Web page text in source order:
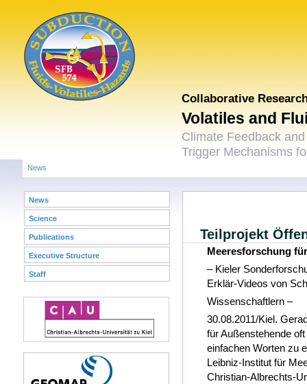
Collaborative
Volatiles and
Climate Feedback and
Trigger Mechanisms
News
News
Science
Publications
Executive Structure
Staff
Teilprojekt
Meeresforschung
– Kieler
Erklär-Videos von
Wissenschaftlern –
30.08.2011/Kiel.
für Außenstehende
einfachen Worten zu
Leibniz-Institut für
Christian-Albrechts-